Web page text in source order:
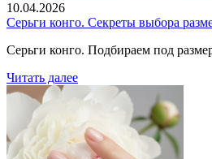
10.04.2026
Серьги конго. Секреты выбора
Серьги конго. Подбираем под
Читать далее